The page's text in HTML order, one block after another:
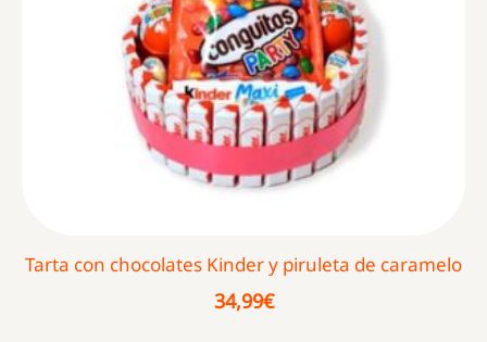
Tarta con chocolates Kinder y piruleta de caramelo
34,99€